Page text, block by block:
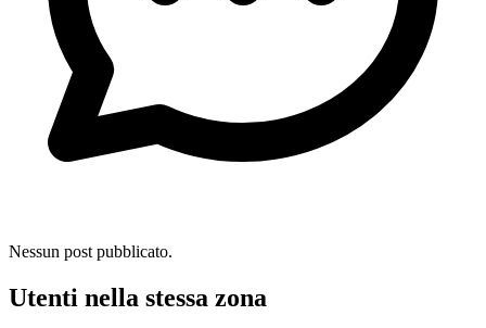
Nessun post pubblicato.
Utenti nella stessa zona